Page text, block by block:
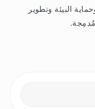
البيئة وتطوير